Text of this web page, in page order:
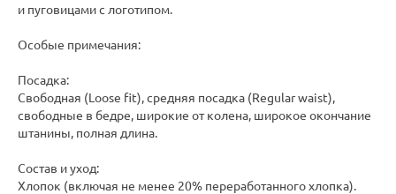
и пуговицами с логотипом.
Особые примечания:
Посадка:
Свободная (Loose fit), средняя посадка (Regular waist),
свободные в бедре, широкие от колена, широкое окончание
штанины, полная длина.
Состав и уход:
Хлопок (включая не менее 20% переработанного хлопка).